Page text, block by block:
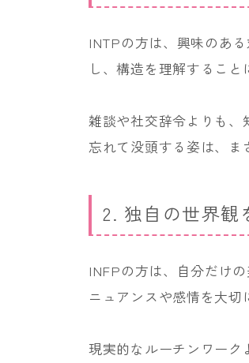
INTPの方は、興味のあ
し、構造を理解すること
雑談や社交辞令よりも、
忘れて没頭する姿は、ま
2. 独自の世界観
INFPの方は、自分だけ
ニュアンスや感情を大切
現実的なルーチンワー